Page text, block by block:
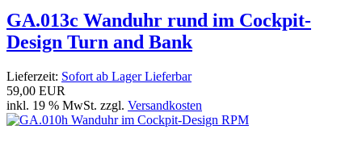
GA.013c Wanduhr rund im Cockpit-
Design Turn and Bank
Lieferzeit: Sofort ab Lager Lieferbar
59,00 EUR
inkl. 19 % MwSt. zzgl. Versandkosten